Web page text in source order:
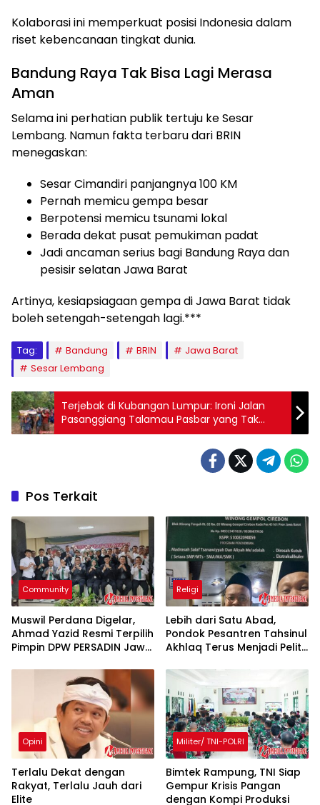
Kolaborasi ini memperkuat posisi Indonesia dalam
riset kebencanaan tingkat dunia.
Bandung Raya Tak Bisa Lagi Merasa
Aman
Selama ini perhatian publik tertuju ke Sesar
Lembang. Namun fakta terbaru dari BRIN
menegaskan:
Sesar Cimandiri panjangnya 100 KM
Pernah memicu gempa besar
Berpotensi memicu tsunami lokal
Berada dekat pusat pemukiman padat
Jadi ancaman serius bagi Bandung Raya dan
pesisir selatan Jawa Barat
Artinya, kesiapsiagaan gempa di Jawa Barat tidak
boleh setengah-setengah lagi.***
Tag: Bandung BRIN
Jawa Barat
Sesar Lembang
Terjebak di Kubangan Lumpur: Ironi Jalan
Pasanggiang Talamau Pasbar yang Tak
Kunjung Pulih, 2.164 KK Terisolasi
Pos Terkait
Community
Muswil Perdana Digelar,
Ahmad Yazid Resmi Terpilih
Pimpin DPW PERSADIN Jawa
Religi
Lebih dari Satu Abad,
Pondok Pesantren Tahsinul
Akhlaq Terus Menjadi Pelita
Opini
Terlalu Dekat dengan
Rakyat, Terlalu Jauh dari
Elite
Militer/ TNI-POLRI
Bimtek Rampung, TNI Siap
Gempur Krisis Pangan
dengan Kompi Produksi